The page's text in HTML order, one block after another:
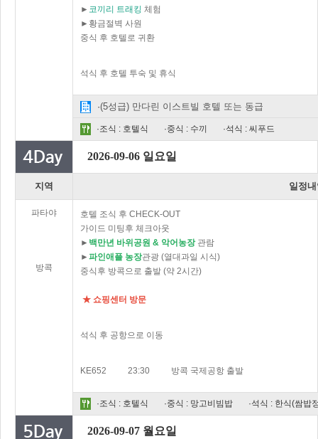
► 코끼리 트래킹 체험
►황금절벽 사원
중식 후 호텔로 귀환
석식 후 호텔 투숙 및 휴식
·(5성급) 만다린 이스트빌 호텔 또는 동급
·조식 : 호텔식 ·중식 : 수끼 ·석식 : 씨푸드
2026-09-06 일요일
지역 일정
파타야
방콕
호텔 조식 후 CHECK-OUT
가이드 미팅후 체크아웃
► 백만년 바위공원 & 악어농장관람
► 파인애플 농장관광 (열대과일 시식)
중식후 방콕으로 출발 (약 2시간)
★ 쇼핑센터 방문
석식 후 공항으로 이동
KE652 23:30 방콕 국제공항 출발
·조식 : 호텔식 ·중식 : 망고비빔밥 ·석식 : 한식(쌈밥
2026-09-07 월요일